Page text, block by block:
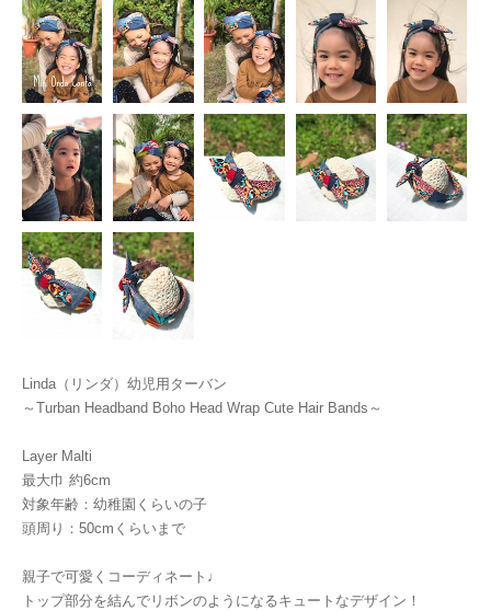
Linda（リンダ）幼児用ターバン
～Turban Headband Boho Head Wrap Cute Hair Bands～
Layer Malti
最大巾 約6cm
対象年齢：幼稚園くらいの子
頭周り：50cmくらいまで
親子で可愛くコーディネート♩
トップ部分を結んでリボンのようになるキュートなデザイン！